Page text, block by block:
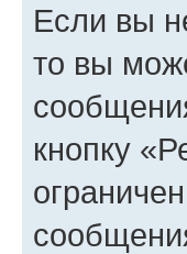
Если вы
то вы
кнопку